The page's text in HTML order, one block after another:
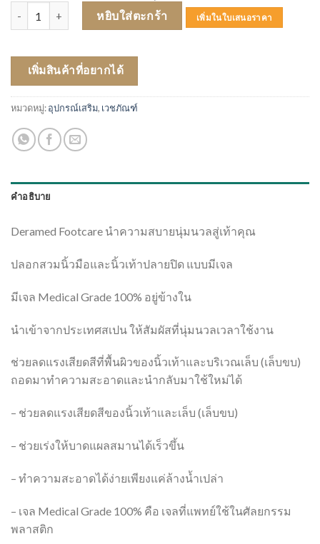
จำนวน Deramed Protective Gel Toe Cap (Ribbed) ชิ้น
หยิบใส่ตะกร้า เพิ่มในใบเสนอราคา
เพิ่มสินค้าที่อยากได้
หมวดหมู่:อุปกรณ์เสริม, เวชภัณฑ์
คำอธิบาย
Deramed Footcare นำความสบายนุ่มนวลสู่เท้าคุณ
ปลอกสวมนิ้วมือและนิ้วเท้าปลายปิด แบบมีเจล
มีเจล Medical Grade 100% อยู่ข้างใน
นำเข้าจากประเทศสเปน ให้สัมผัสที่นุ่มนวลเวลาใช้งาน
ช่วยลดแรงเสียดสีที่พื้นผิวของนิ้วเท้าและบริเวณเล็บ (เล็บขบ)
ถอดมาทำความสะอาดและนำกลับมาใช้ใหม่ได้
– ช่วยลดแรงเสียดสีของนิ้วเท้าและเล็บ (เล็บขบ)
– ช่วยเร่งให้บาดแผลสมานได้เร็วขึ้น
– ทำความสะอาดได้ง่ายเพียงแค่ล้างน้ำเปล่า
– เจล Medical Grade 100% คือ เจลที่แพทย์ใช้ในศัลยกรรม
พลาสติก